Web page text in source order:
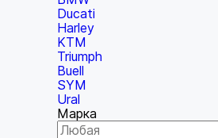
Ducati
Harley
KTM
Triumph
Buell
SYM
Ural
Марка